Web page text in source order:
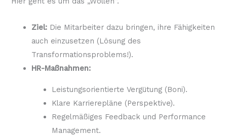
Ziel:Die Mitarbeiter dazu bringen, ihre Fähigkeiten
auch einzusetzen (Lösung des
Transformationsproblems!).
HR-Maßnahmen:
Leistungsorientierte Vergütung (Boni).
Klare Karrierepläne (Perspektive).
Regelmäßiges Feedback und Performance
Management.